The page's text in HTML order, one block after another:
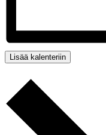
Lisää kalenteriin